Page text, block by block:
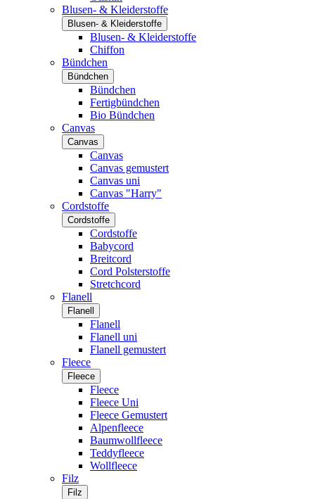
Blusen- & Kleiderstoffe
Blusen- & Kleiderstoffe
Blusen- & Kleiderstoffe
Chiffon
Bündchen
Bündchen
Bündchen
Fertigbündchen
Bio Bündchen
Canvas
Canvas
Canvas
Canvas gemustert
Canvas uni
Canvas "Harry"
Cordstoffe
Cordstoffe
Cordstoffe
Babycord
Breitcord
Cord Polsterstoffe
Stretchcord
Flanell
Flanell
Flanell
Flanell uni
Flanell gemustert
Fleece
Fleece
Fleece
Fleece Uni
Fleece Gemustert
Alpenfleece
Baumwollfleece
Teddyfleece
Wollfleece
Filz
Filz